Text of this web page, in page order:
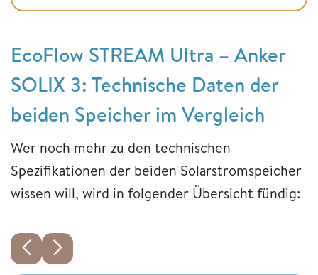
EcoFlow STREAM Ultra – Anker
SOLIX 3: Technische Daten der
beiden Speicher im Vergleich
Wer noch mehr zu den technischen
Spezifikationen der beiden Solarstromspeicher
wissen will, wird in folgender Übersicht fündig: